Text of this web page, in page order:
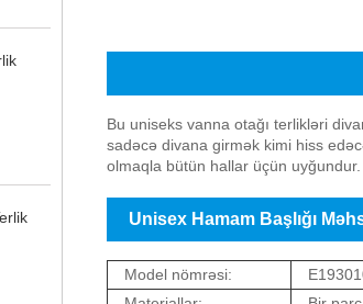
Unisex vanna otağı terliklərinin
Bu uniseks vanna otağı terlikləri
sadəcə divana girmək kimi hiss
olmaqla bütün hallar üçün uyğundur.
Unisex Hamam Başlığı
Model nömrəsi: